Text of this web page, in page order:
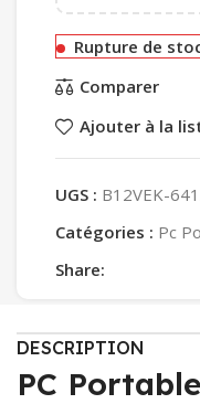
Rupture de
Comparer
Ajouter à la
UGS : B12VEK-
Catégories : Pc
Share:
DESCRIPTION
PC